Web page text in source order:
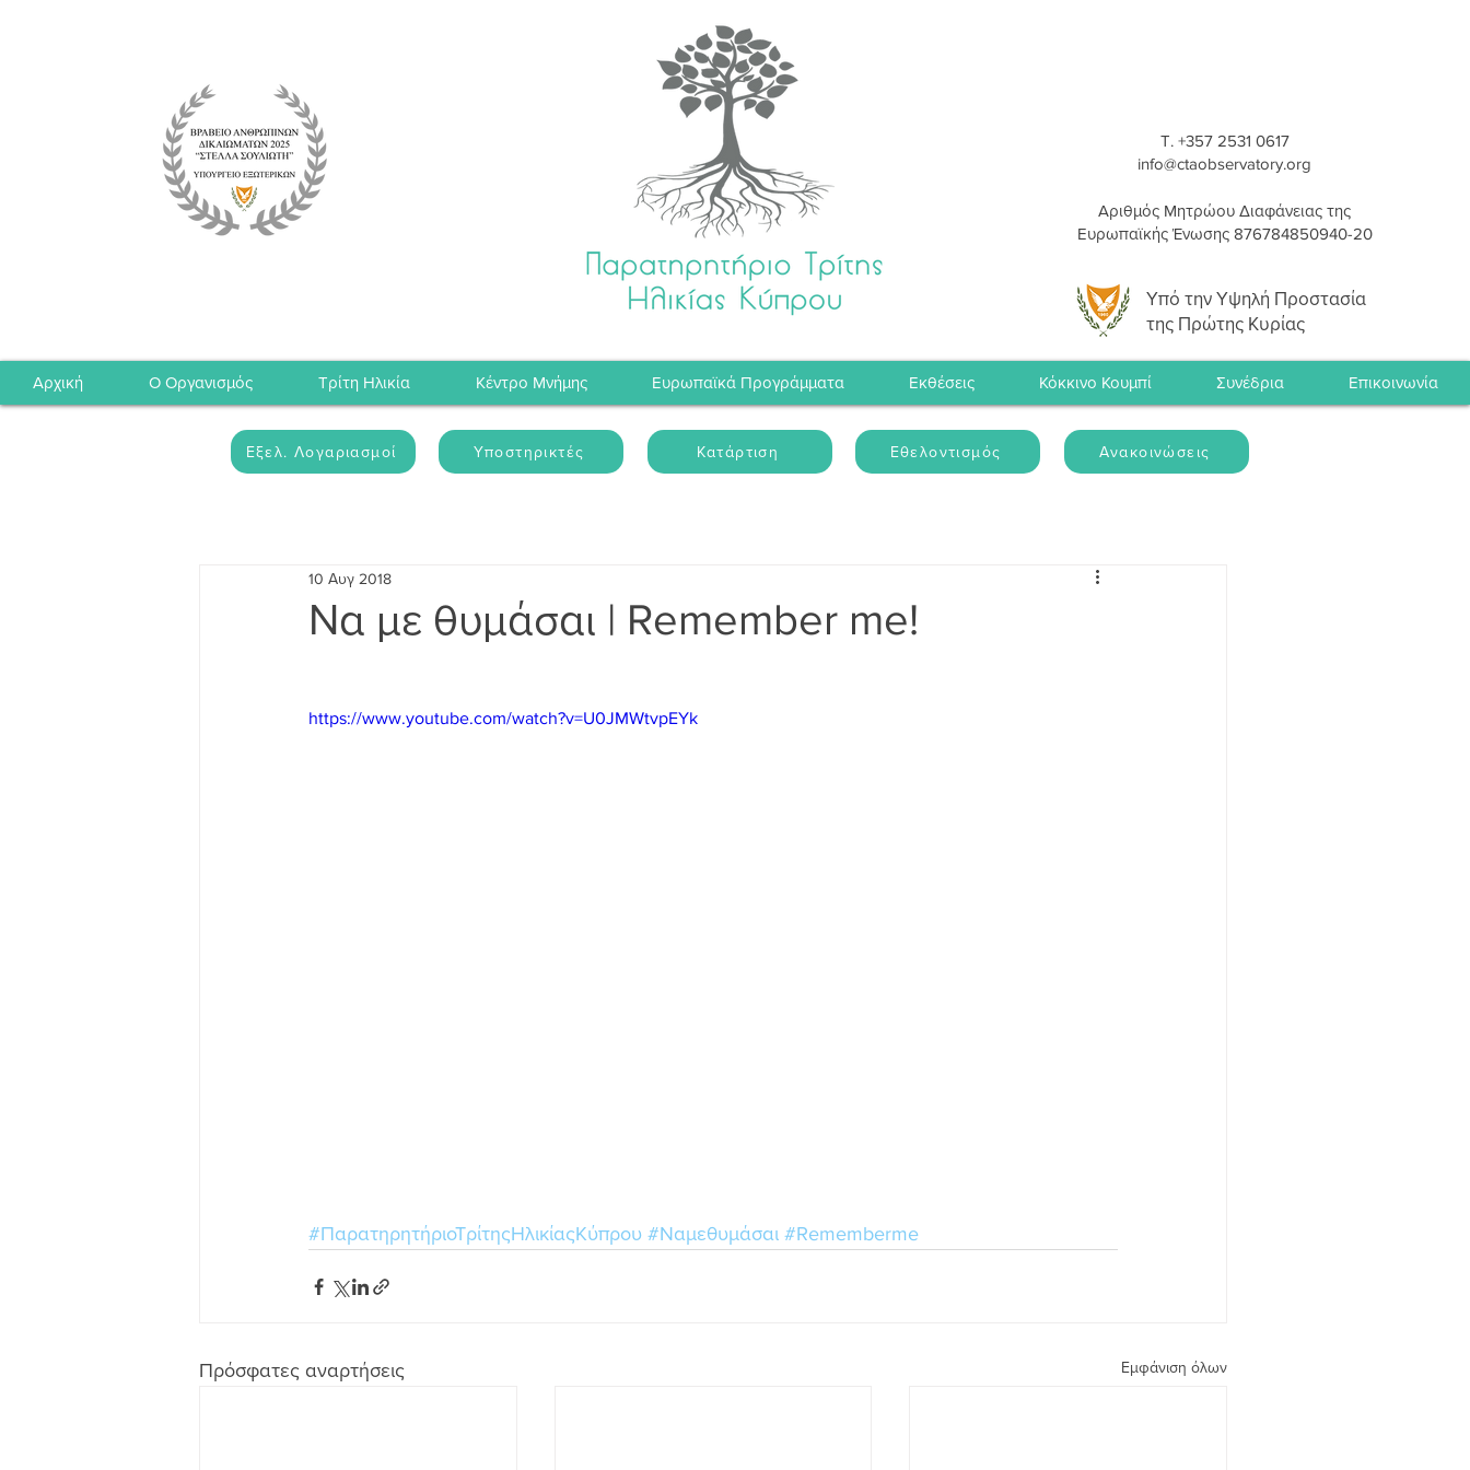
T. +357 2531 0617
info@ctaobservatory.org
Αριθμός Μητρώου Διαφάνειας της
Ευρωπαϊκής Ένωσης 876784850940-20
Υπό την Υψηλή Προστασία
της Πρώτης Κυρίας
Αρχική Ο Οργανισμός Τρίτη Ηλικία Κέντρο Μνήμης Ευρωπαϊκά Προγράμματα Εκθέσεις Κόκκινο Κουμπί Συνέδρια Επικοινωνία
Εξελ. Λογαριασμοί Υποστηρικτές Κατάρτιση Εθελοντισμός Ανακοινώσεις
Να με θυμάσαι | Remember me!
10 Αυγ 2018
https://www.youtube.com/watch?v=U0JMWtvpEYk
#ΠαρατηρητήριοΤρίτηςΗλικίαςΚύπρου #Ναμεθυμάσαι #Rememberme
Πρόσφατες αναρτήσεις Εμφάνιση όλων